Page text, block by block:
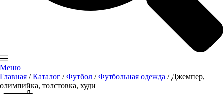
Меню
Главная /Каталог /Футбол /Футбольная одежда / Джемпер,
олимпийка, толстовка, худи